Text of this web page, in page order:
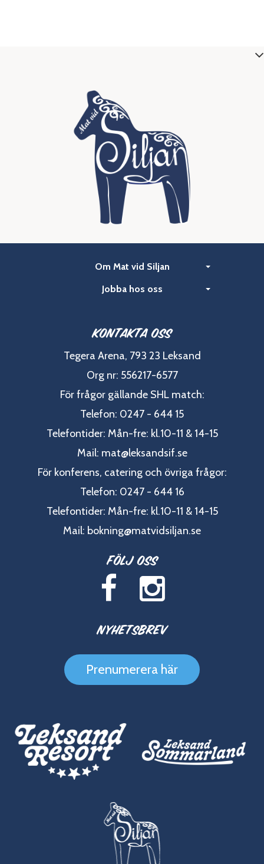
Om Mat vid Siljan
Jobba hos oss
Kontakta oss
Tegera Arena, 793 23 Leksand
Org nr: 556217-6577
För frågor gällande SHL match:
Telefon: 0247 - 644 15
Telefontider: Mån-fre: kl.10-11 & 14-15
Mail: mat@leksandsif.se
För konferens, catering och övriga frågor:
Telefon: 0247 - 644 16
Telefontider: Mån-fre: kl.10-11 & 14-15
Mail: bokning@matvidsiljan.se
Följ oss
Nyhetsbrev